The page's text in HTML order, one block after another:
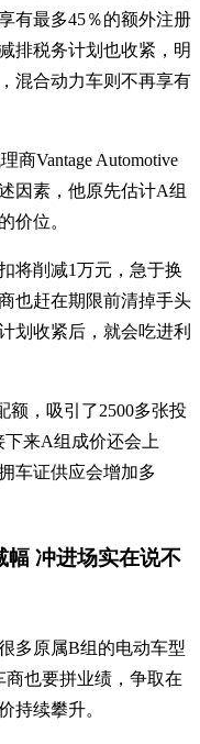
有最多45％的额外注册
排税务计划也收紧，明
混合动力车则不再享有
商Vantage Automotive
因素，他原先估计A组
价位。
将削减1万元，急于换
也赶在期限前清掉手头
划收紧后，就会吃进利
额，吸引了2500多张投
来A组成价还会上
车证供应会增加多
幅 冲进场实在说不
多原属B组的电动车型
也要拼业绩，争取在
持续攀升。